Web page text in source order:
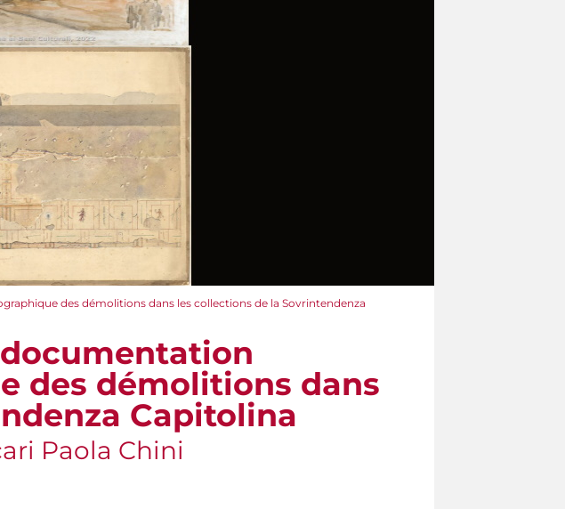
des démolitions dans les collections de la Sovrintendenza
des démolitions dans
Capitolina
Paola Chini